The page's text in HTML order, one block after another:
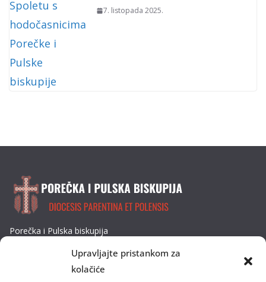
Upravljajte pristankom za
kolačiće
7. listopada 2025.
Porečka i Pulska biskupija
E-mail: biskupija@ppb.hr